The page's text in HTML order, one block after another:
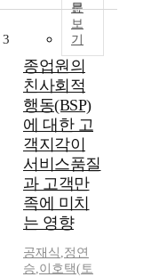
문
보
기
3
종업원의
친사회적
행동(BSP)
에 대한 고
객지각이
서비스품질
과 고객만
족에 미치
는 영향
공재식 ,정 연
승,이호택(토